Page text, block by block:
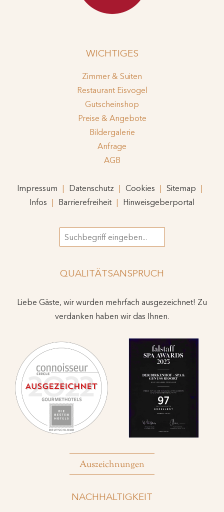
WICHTIGES
Zimmer & Suiten
Restaurant Eisvogel
Gutscheinshop
Preise & Angebote
Bildergalerie
Anfrage
AGB
Impressum Datenschutz Cookies
Sitemap
Infos
Barrierefreiheit Hinweisgeberportal
Suchbegriff
QUALITÄTSANSPRUCH
Liebe Gäste, wir wurden mehrfach ausgezeichnet! Zu
verdanken haben wir das Ihnen.
Auszeichnungen
NACHHALTIGKEIT